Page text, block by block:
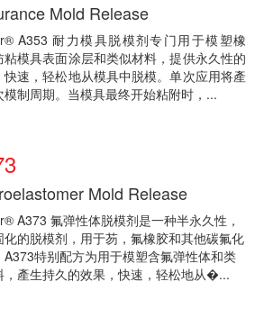
Mold Release
A353 耐力模具脱模剂专门用于模塑橡
粘模具表面涂层和类似材料，提供永久性的
快速，轻松地从模具中脱模。单次应用将產
模制周期。当模具最终开始粘附时，...
Mold Release
A373 氟弹性体脱模剂是一种半永久性，
化的脱模剂，用于芴，氟橡胶和其他碳氟化
A373特别配方为用于模塑含氟弹性体和类
，產生持久的效果，快速，轻松地从�...